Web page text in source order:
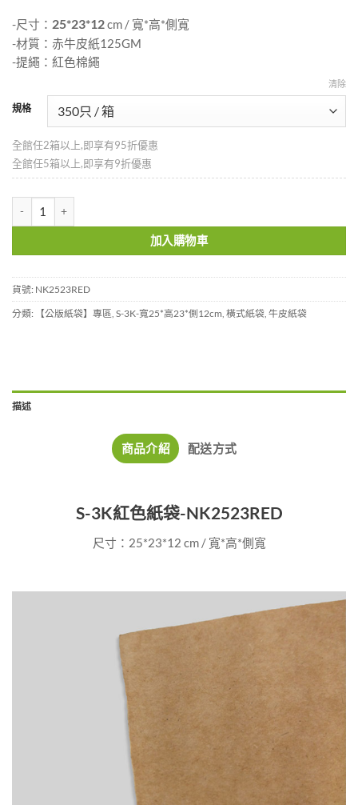
-尺寸： 25*23*12cm / 寬*高*側寬
-材質：赤牛皮紙125GM
-提繩：紅色棉繩
規格
清除
全館任2箱以上,即享有95折優惠
全館任5箱以上,即享有9折優惠
加入購物車
貨號: NK2523RED
分類:
【公版紙袋】專區 S-3K-寬25*高23*側12cm 橫式紙袋 牛皮紙袋
描述
商品介紹 配送方式
S-3K紅色紙袋-NK2523RED
尺寸：25*23*12 cm / 寬*高*側寬